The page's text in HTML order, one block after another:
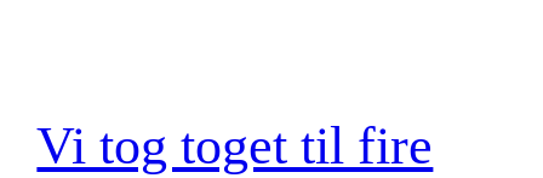
Vi tog toget til fire